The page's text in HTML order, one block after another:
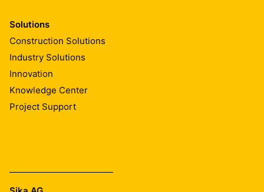
Solutions
Construction Solutions
Industry Solutions
Innovation
Knowledge Center
Project Support